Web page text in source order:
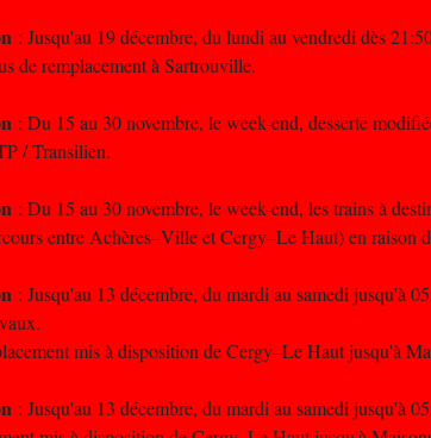
: Jusqu'au 19 décembre, du lundi au vendredi dès
de remplacement à Sartrouville.
: Du 15 au 30 novembre, le week-end, desserte
/ Transilien.
: Du 15 au 30 novembre, le week-end, les trains à
entre Achères–Ville et Cergy–Le Haut) en raison
: Jusqu'au 13 décembre, du mardi au samedi jusqu'à
mis à disposition de Cergy–Le Haut jusqu'à
: Jusqu'au 13 décembre, du mardi au samedi jusqu'à